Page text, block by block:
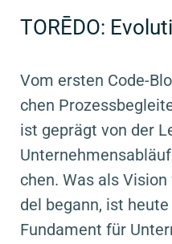
TORĒDO:
Vom ers­ten Code-
chen
ist geprägt von der
chen. Was als
del begann, ist
Fun­da­ment für